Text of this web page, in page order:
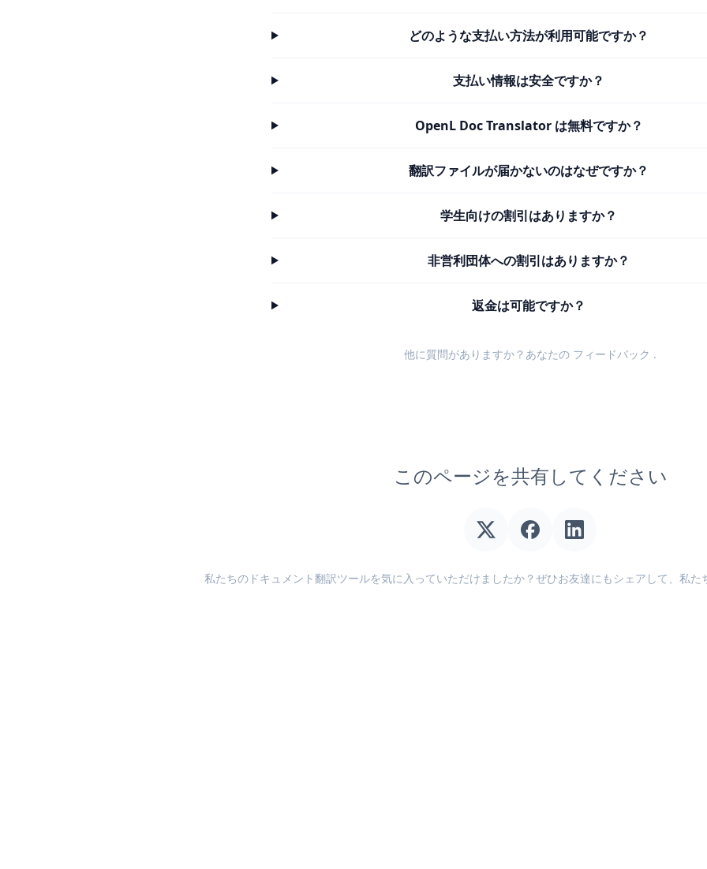
どのような支払い方法が利用可能ですか？
支払い情報は安全ですか？
OpenL Doc Translator は無料ですか？
翻訳ファイルが届かないのはなぜですか？
学生向けの割引はありますか？
非営利団体への割引はありますか？
返金は可能ですか？
他に質問がありますか？あなたの フィードバック .
このページを共有してください
私たちのドキュメント翻訳ツールを気に入っていただけましたか？ぜひお友達にもシェアして、私た